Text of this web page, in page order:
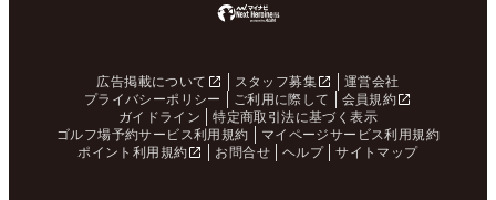
広告掲載について スタッフ募集
運営会社
プライバシーポリシー
ご利用に際して
会員規約
ガイドライン
特定商取引法に基づく表示
ゴルフ場予約サービス利用規約
マイページサービス利用規約
ポイント利用規約
お問合せ ヘルプ サイトマップ